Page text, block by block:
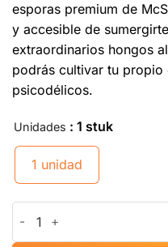
esporas premium de
y accesible de
extraordinarios hongos
podrás cultivar tu
psicodélicos.
Unidades : 1 stuk
1 unidad